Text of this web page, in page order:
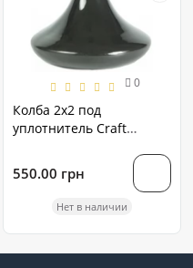
0
Колба 2х2 под
уплотнитель Craft
550.00 грн
Нет в наличии